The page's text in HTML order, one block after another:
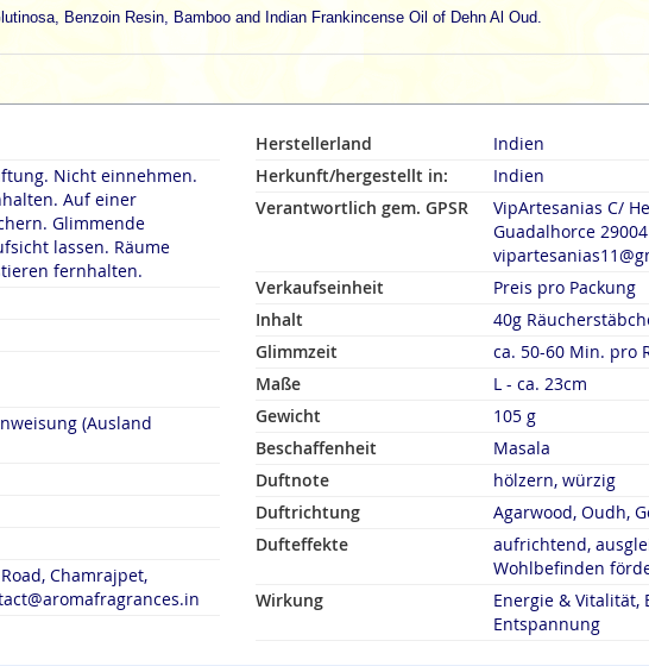
Benzoin Resin, Bamboo and Indian Frankincense Oil of Dehn Al Oud.
Nicht einnehmen.
Auf einer
lassen. Räume
fernhalten.
(Ausland
Chamrajpet,
Herstellerland
Indien
Herkunft/hergestellt in:
Indien
Verantwortlich gem. GPSR
VipArtesanias C/
Guadalhorce
Verkaufseinheit
Preis pro Packung
Inhalt
40g
Glimmzeit
ca. 50-60 Min. pro
Maße
L - ca. 23cm
Gewicht
105 g
Beschaffenheit
Masala
Duftnote
hölzern, würzig
Duftrichtung
Agarwood, Oudh,
Dufteffekte
aufrichtend,
Wohlbefinden
Wirkung
Energie & Vitalität,
Entspannung